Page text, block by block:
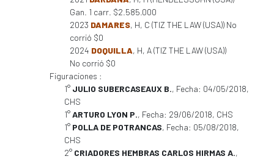
Gan. 1 carr. $2.585.000
2023 DAMARES, H, C (TIZ THE LAW (USA)) No
corrió $0
2024 DOQUILLA, H, A (TIZ THE LAW (USA))
No corrió $0
Figuraciones :
1° JULIO SUBERCASEAUX B., Fecha: 04/05/2018,
CHS
1°ARTURO LYON P., Fecha: 29/06/2018, CHS
1° POLLA DE POTRANCAS, Fecha: 05/08/2018,
CHS
2° CRIADORES HEMBRAS CARLOS HIRMAS A.,